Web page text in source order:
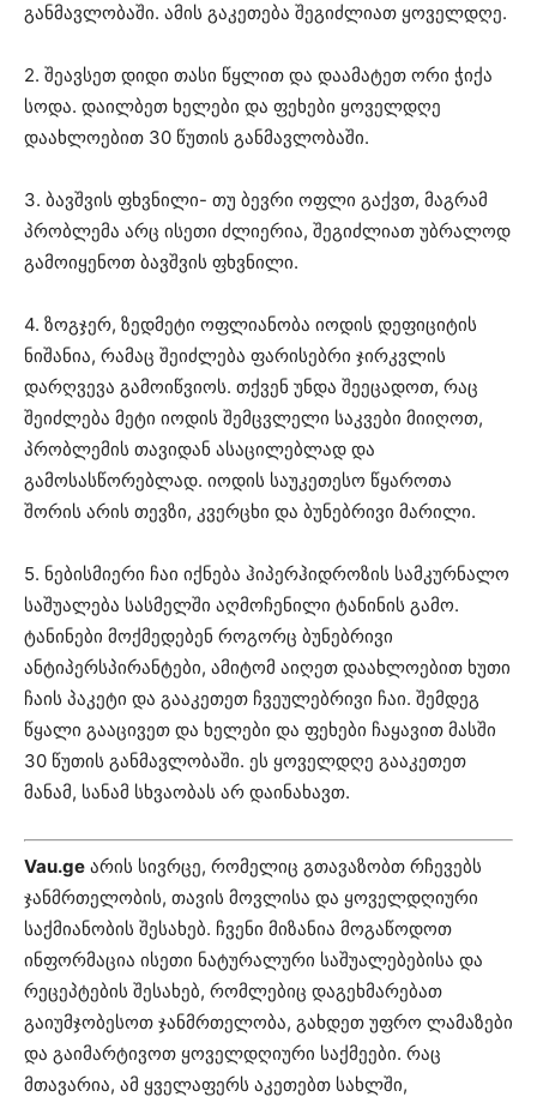
განმავლობაში. ამის გაკეთება შეგიძლიათ ყოველდღე.
2. შეავსეთ დიდი თასი წყლით და დაამატეთ ორი ჭიქა
სოდა. დაილბეთ ხელები და ფეხები ყოველდღე
დაახლოებით 30 წუთის განმავლობაში.
3. ბავშვის ფხვნილი- თუ ბევრი ოფლი გაქვთ, მაგრამ
პრობლემა არც ისეთი ძლიერია, შეგიძლიათ უბრალოდ
გამოიყენოთ ბავშვის ფხვნილი.
4. ზოგჯერ, ზედმეტი ოფლიანობა იოდის დეფიციტის
ნიშანია, რამაც შეიძლება ფარისებრი ჯირკვლის
დარღვევა გამოიწვიოს. თქვენ უნდა შეეცადოთ, რაც
შეიძლება მეტი იოდის შემცვლელი საკვები მიიღოთ,
პრობლემის თავიდან ასაცილებლად და
გამოსასწორებლად. იოდის საუკეთესო წყაროთა
შორის არის თევზი, კვერცხი და ბუნებრივი მარილი.
5. ნებისმიერი ჩაი იქნება ჰიპერჰიდროზის სამკურნალო
საშუალება სასმელში აღმოჩენილი ტანინის გამო.
ტანინები მოქმედებენ როგორც ბუნებრივი
ანტიპერსპირანტები, ამიტომ აიღეთ დაახლოებით ხუთი
ჩაის პაკეტი და გააკეთეთ ჩვეულებრივი ჩაი. შემდეგ
წყალი გააცივეთ და ხელები და ფეხები ჩაყავით მასში
30 წუთის განმავლობაში. ეს ყოველდღე გააკეთეთ
მანამ, სანამ სხვაობას არ დაინახავთ.
Vau.ge არის სივრცე, რომელიც გთავაზობთ რჩევებს
ჯანმრთელობის, თავის მოვლისა და ყოველდღიური
საქმიანობის შესახებ. ჩვენი მიზანია მოგაწოდოთ
ინფორმაცია ისეთი ნატურალური საშუალებებისა და
რეცეპტების შესახებ, რომლებიც დაგეხმარებათ
გაიუმჯობესოთ ჯანმრთელობა, გახდეთ უფრო ლამაზები
და გაიმარტივოთ ყოველდღიური საქმეები. რაც
მთავარია, ამ ყველაფერს აკეთებთ სახლში,